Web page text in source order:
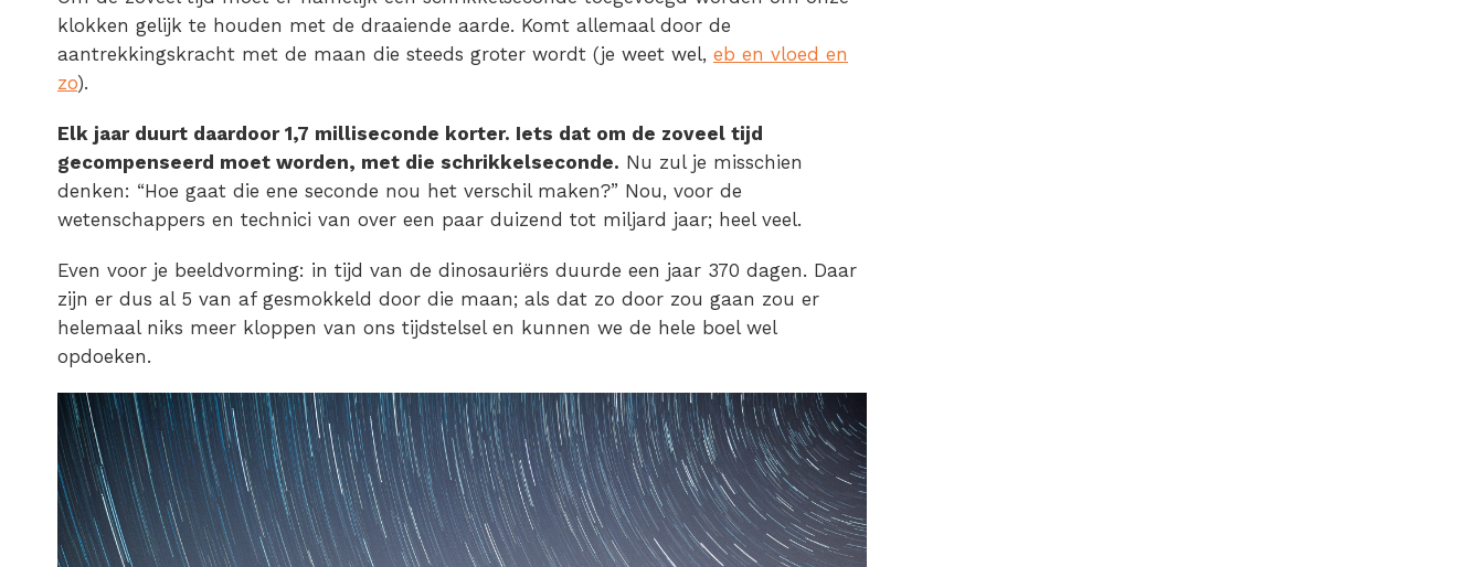
klokken gelijk te houden met de draaiende aarde. Komt allemaal door de
aantrekkingskracht met de maan die steeds groter wordt (je weet wel, eb en vloed en
zo).
Elk jaar duurt daardoor 1,7 milliseconde korter. Iets dat om de zoveel tijd
gecompenseerd moet worden, met die schrikkelseconde. Nu zul je misschien
denken: “Hoe gaat die ene seconde nou het verschil maken?” Nou, voor de
wetenschappers en technici van over een paar duizend tot miljard jaar; heel veel.
Even voor je beeldvorming: in tijd van de dinosauriërs duurde een jaar 370 dagen. Daar
zijn er dus al 5 van af gesmokkeld door die maan; als dat zo door zou gaan zou er
helemaal niks meer kloppen van ons tijdstelsel en kunnen we de hele boel wel
opdoeken.